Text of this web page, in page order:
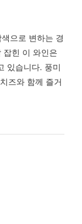
으로 변하는 경
잡힌 이 와인은
있습니다. 풍미
즈와 함께 즐거